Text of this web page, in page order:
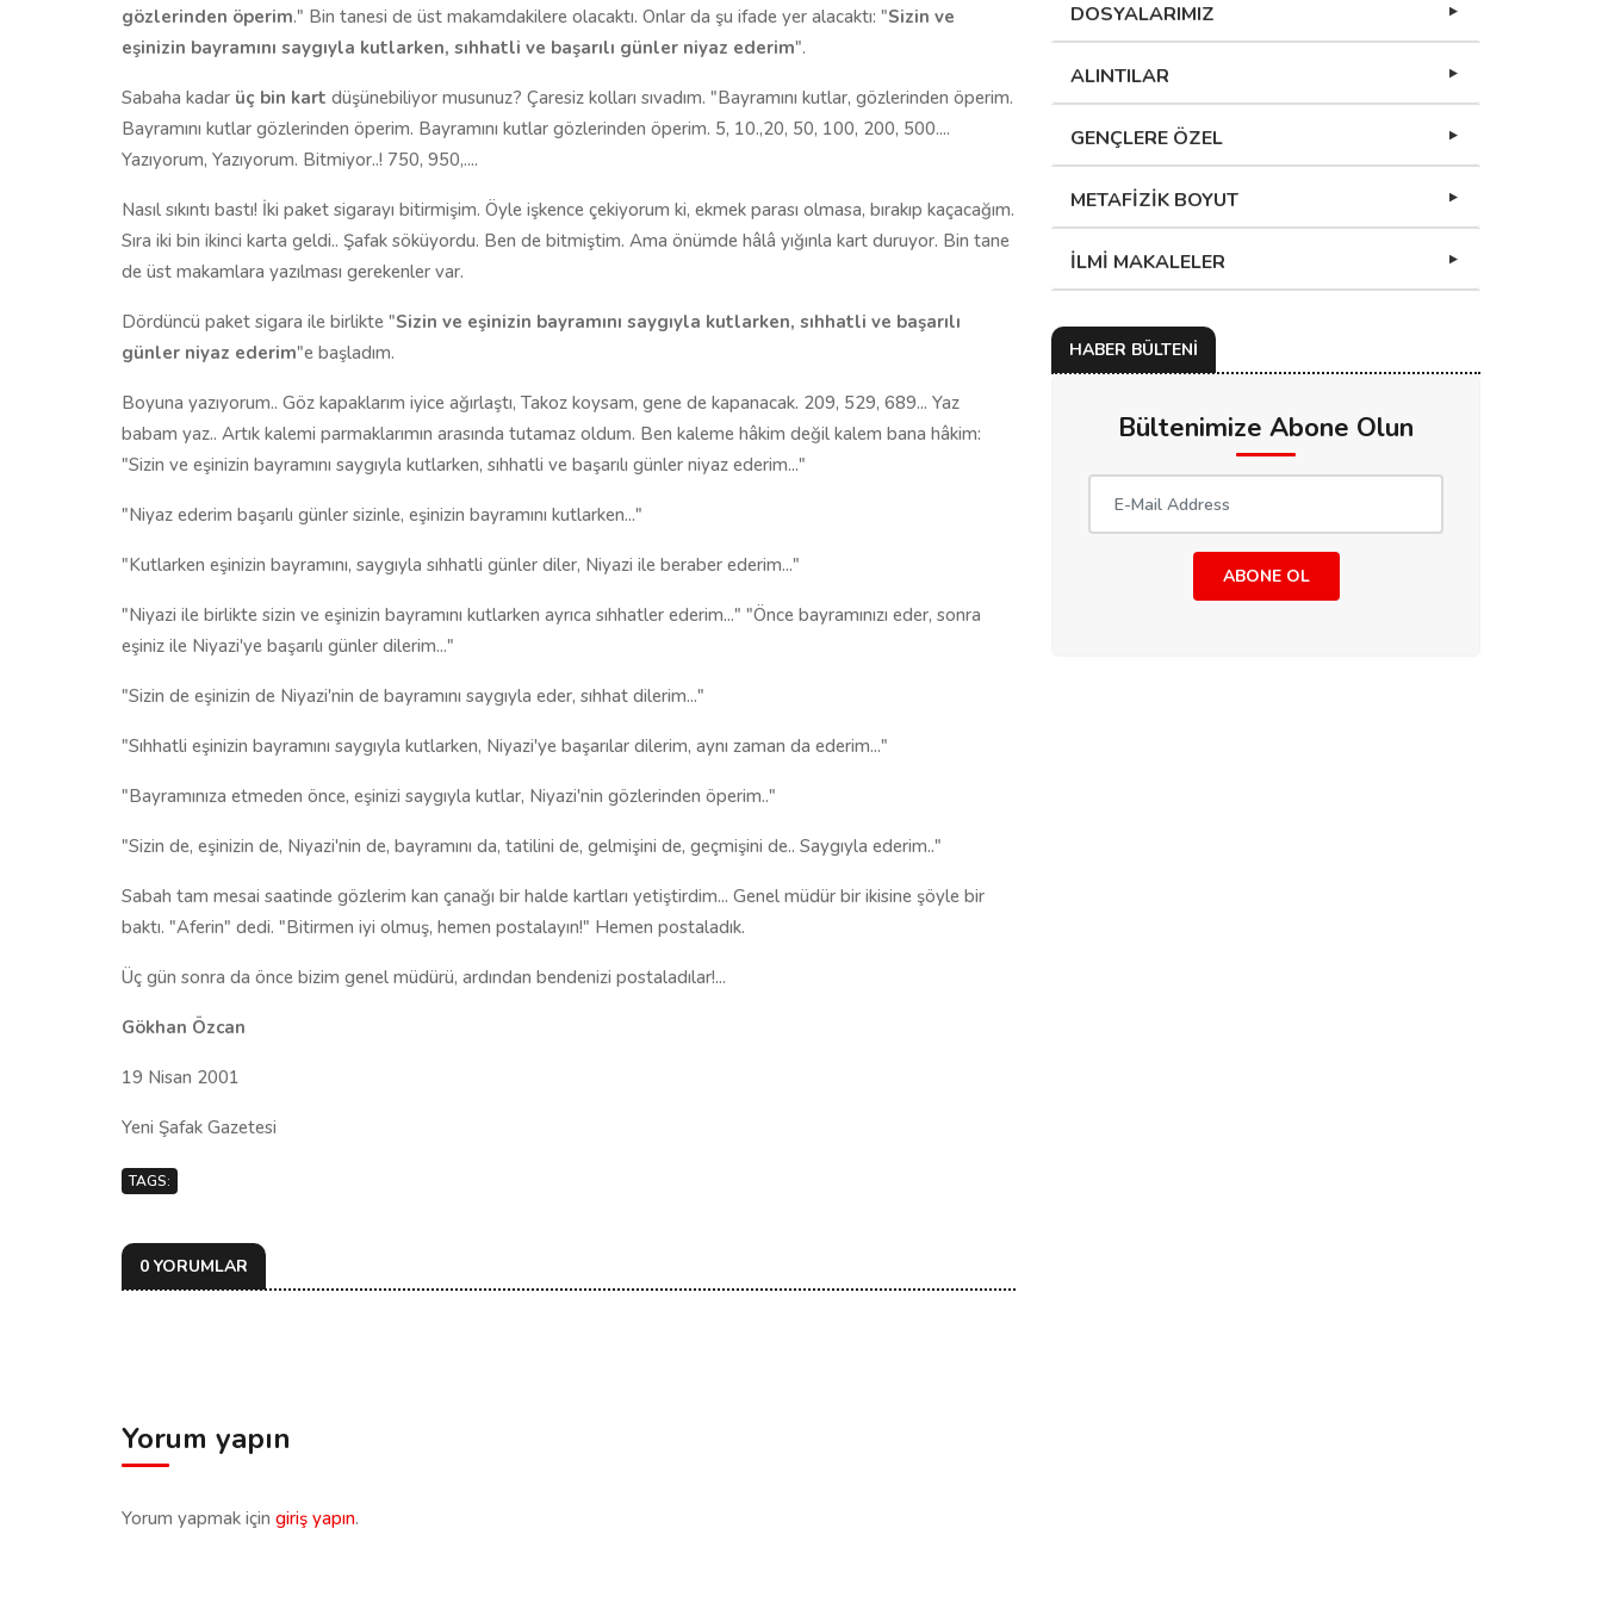
gözlerinden öperim." Bin tanesi de üst makamdakilere olacaktı. Onlar da şu ifade yer alacaktı: "Sizin ve
eşinizin bayramını saygıyla kutlarken, sıhhatli ve başarılı günler niyaz ederim".
Sabaha kadar üç bin kart düşünebiliyor musunuz? Çaresiz kolları sıvadım. "Bayramını kutlar, gözlerinden öperim.
Bayramını kutlar gözlerinden öperim. Bayramını kutlar gözlerinden öperim. 5, 10.,20, 50, 100, 200, 500....
Yazıyorum, Yazıyorum. Bitmiyor..! 750, 950,....
Nasıl sıkıntı bastı! İki paket sigarayı bitirmişim. Öyle işkence çekiyorum ki, ekmek parası olmasa, bırakıp kaçacağım.
Sıra iki bin ikinci karta geldi.. Şafak söküyordu. Ben de bitmiştim. Ama önümde hâlâ yığınla kart duruyor. Bin tane
de üst makamlara yazılması gerekenler var.
Dördüncü paket sigara ile birlikte "Sizin ve eşinizin bayramını saygıyla kutlarken, sıhhatli ve başarılı
günler niyaz ederim"e başladım.
Boyuna yazıyorum.. Göz kapaklarım iyice ağırlaştı, Takoz koysam, gene de kapanacak. 209, 529, 689... Yaz
babam yaz.. Artık kalemi parmaklarımın arasında tutamaz oldum. Ben kaleme hâkim değil kalem bana hâkim:
"Sizin ve eşinizin bayramını saygıyla kutlarken, sıhhatli ve başarılı günler niyaz ederim..."
"Niyaz ederim başarılı günler sizinle, eşinizin bayramını kutlarken..."
"Kutlarken eşinizin bayramını, saygıyla sıhhatli günler diler, Niyazi ile beraber ederim..."
"Niyazi ile birlikte sizin ve eşinizin bayramını kutlarken ayrıca sıhhatler ederim..." "Önce bayramınızı eder, sonra
eşiniz ile Niyazi'ye başarılı günler dilerim..."
"Sizin de eşinizin de Niyazi'nin de bayramını saygıyla eder, sıhhat dilerim..."
"Sıhhatli eşinizin bayramını saygıyla kutlarken, Niyazi'ye başarılar dilerim, aynı zaman da ederim..."
"Bayramınıza etmeden önce, eşinizi saygıyla kutlar, Niyazi'nin gözlerinden öperim.."
"Sizin de, eşinizin de, Niyazi'nin de, bayramını da, tatilini de, gelmişini de, geçmişini de.. Saygıyla ederim.."
Sabah tam mesai saatinde gözlerim kan çanağı bir halde kartları yetiştirdim... Genel müdür bir ikisine şöyle bir
baktı. "Aferin" dedi. "Bitirmen iyi olmuş, hemen postalayın!" Hemen postaladık.
Üç gün sonra da önce bizim genel müdürü, ardından bendenizi postaladılar!...
Gökhan Özcan
19 Nisan 2001
Yeni Şafak Gazetesi
TAGS:
0 YORUMLAR
Yorum yapın
Yorum yapmak için giriş yapın.
DOSYALARIMIZ
ALINTILAR
GENÇLERE ÖZEL
METAFİZİK BOYUT
İLMİ MAKALELER
HABER BÜLTENİ
Bültenimize Abone Olun
ABONE OL